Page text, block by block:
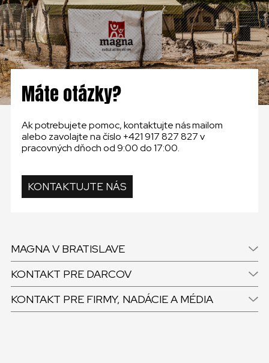
SLOVENSKO
ČESKÁ REPUBLIKA
Máte otázky?
Ak potrebujete pomoc, kontaktujte nás mailom
alebo zavolajte na číslo +421 917 827 827 v
pracovných dňoch od 9:00 do 17:00.
KONTAKTUJTE NÁS
MAGNA V BRATISLAVE
KONTAKT PRE DARCOV
KONTAKT PRE FIRMY, NADÁCIE A MÉDIA